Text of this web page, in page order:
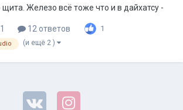
Железо всё тоже что и в дайхатсу -
+ кислота, штатный генератор 85А (аж
в териосе). Саб так же подключен в 2ома.
12 ответов 1
(и ещё 2 )